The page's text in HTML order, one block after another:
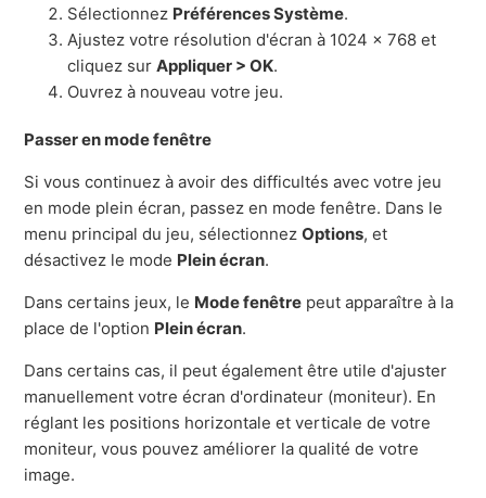
Sélectionnez Préférences Système.
Ajustez votre résolution d'écran à 1024 x 768 et
cliquez surAppliquer > OK.
Ouvrez à nouveau votre jeu.
Passer en mode fenêtre
Si vous continuez à avoir des difficultés avec votre jeu
en mode plein écran, passez en mode fenêtre. Dans le
menu principal du jeu, sélectionnezOptions, et
désactivez le mode Plein écran.
Dans certains jeux, le Mode fenêtre peut apparaître à la
place de l'option Plein écran.
Dans certains cas, il peut également être utile d'ajuster
manuellement votre écran d'ordinateur (moniteur). En
réglant les positions horizontale et verticale de votre
moniteur, vous pouvez améliorer la qualité de votre
image.